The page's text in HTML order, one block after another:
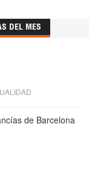
DEL MES
de Barcelona